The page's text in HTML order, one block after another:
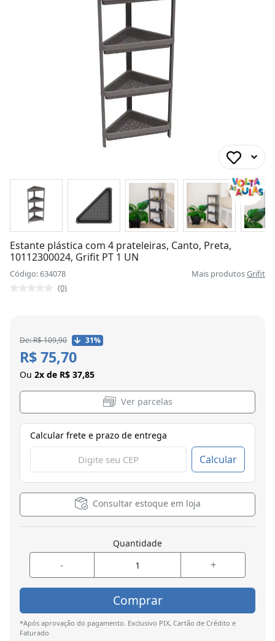
Estante plástica com 4 prateleiras, Canto, Preta,
10112300024, Grifit PT 1 UN
Código: 634078 Mais produtosGrifit
(0)
De: R$ 109,90 31%
R$ 75,70
Ou 2x de R$ 37,85
Ver parcelas
Calcular frete e prazo de entrega
Calcular
Consultar estoque em loja
Quantidade
- +
Comprar
*Após aprovação do pagamento. Exclusivo PIX, Cartão de Crédito e
Faturado